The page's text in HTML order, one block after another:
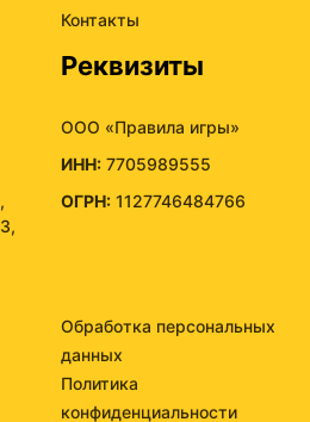
Контакты
Реквизиты
ООО «Правила игры»
ИНН: 7705989555
ОГРН: 1127746484766
Обработка персональных
данных
Политика
конфиденциальности